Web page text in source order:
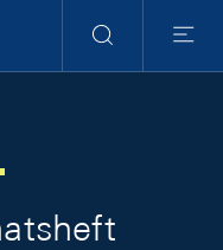
Suche
Menu